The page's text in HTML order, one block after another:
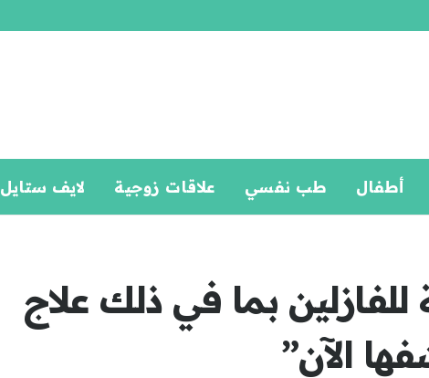
أطفال طب نفسي علاقات زوجية لايف ستايل
للفازلين بما في ذلك علاج
الآن”